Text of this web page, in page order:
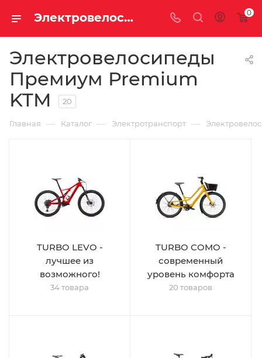
Электровелосипеды Премиум Premium KTM 0
Электровелосипеды
Премиум Premium
KTM
20
Главная — Каталог — Электротранспорт —
TURBO LEVO -
лучшее из
возможного!
34 товара
TURBO COMO -
современный
уровень комфорта
20 товаров